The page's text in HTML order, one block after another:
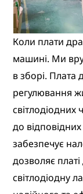
Коли плати
машині. Ми
в зборі. Плата
регулювання
світлодіодних
до
забезпечує
дозволяє
світлодіодну